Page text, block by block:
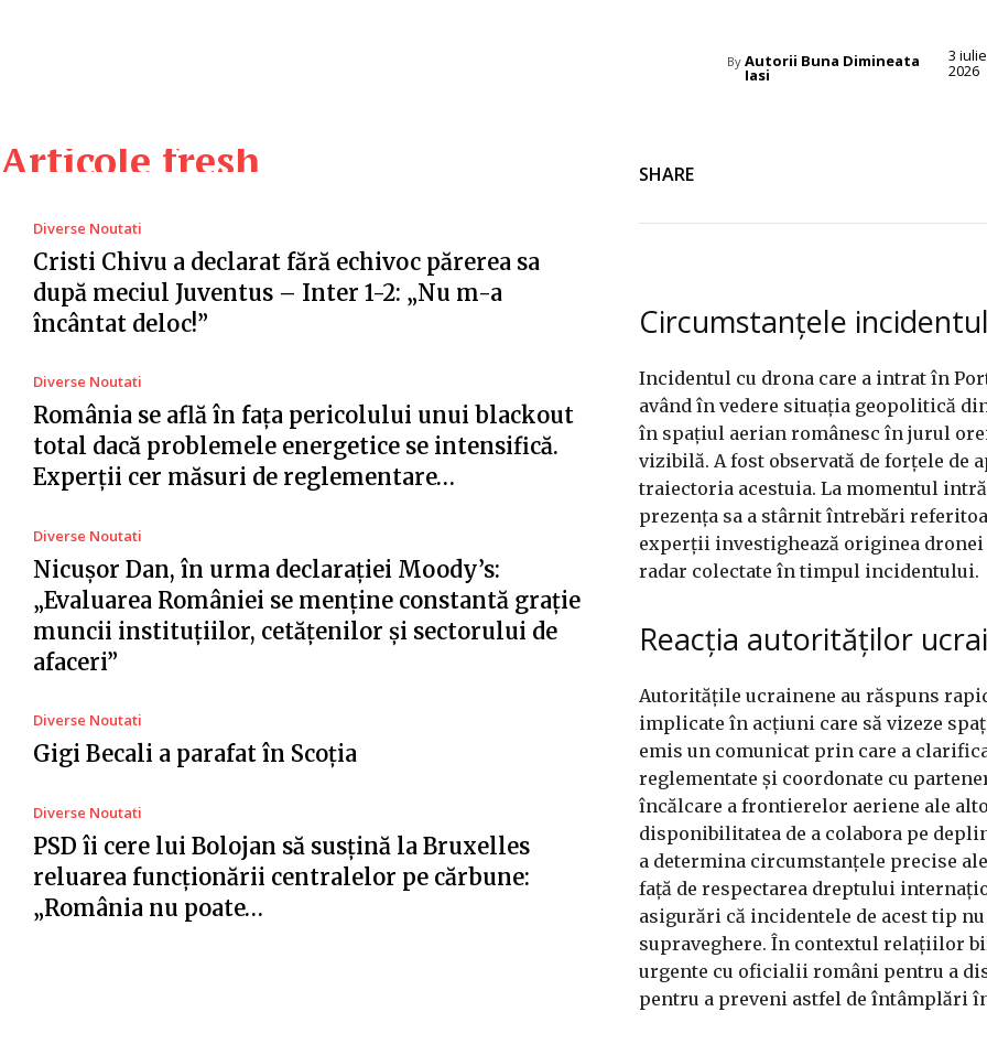
By Autorii Buna Dimineata
Iasi
3 iulie
2026
Articole fresh
Diverse Noutati
Cristi Chivu a declarat fără echivoc părerea sa
după meciul Juventus – Inter 1-2: „Nu m-a
încântat deloc!”
Diverse Noutati
România se află în fața pericolului unui blackout
total dacă problemele energetice se intensifică.
Experții cer măsuri de reglementare…
Diverse Noutati
Nicușor Dan, în urma declarației Moody’s:
„Evaluarea României se menține constantă grație
muncii instituțiilor, cetățenilor și sectorului de
afaceri”
Diverse Noutati
Gigi Becali a parafat în Scoția
Diverse Noutati
PSD îi cere lui Bolojan să susțină la Bruxelles
reluarea funcționării centralelor pe cărbune:
„România nu poate…
SHARE
Circumstanțele
Incidentul cu drona care a intrat în
având în vedere situația geopolitică
în spațiul aerian românesc în jurul
vizibilă. A fost observată de forțele de
traiectoria acestuia. La momentul
prezența sa a stârnit întrebări
experții investighează originea
radar colectate în timpul incidentului.
Reacția autorităților
Autoritățile ucrainene au răspuns
implicate în acțiuni care să vizeze
emis un comunicat prin care a
reglementate și coordonate cu
încălcare a frontierelor aeriene ale
disponibilitatea de a colabora pe
a determina circumstanțele precise
față de respectarea dreptului
asigurări că incidentele de acest tip
supraveghere. În contextul relațiilor
urgente cu oficialii români pentru a
pentru a preveni astfel de întâmplări